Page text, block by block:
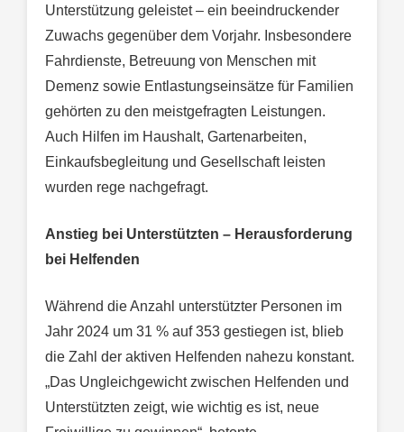
Unterstützung geleistet – ein beeindruckender
Zuwachs gegenüber dem Vorjahr. Insbesondere
Fahrdienste, Betreuung von Menschen mit
Demenz sowie Entlastungseinsätze für Familien
gehörten zu den meistgefragten Leistungen.
Auch Hilfen im Haushalt, Gartenarbeiten,
Einkaufsbegleitung und Gesellschaft leisten
wurden rege nachgefragt.
Anstieg bei Unterstützten – Herausforderung
bei Helfenden
Während die Anzahl unterstützter Personen im
Jahr 2024 um 31 % auf 353 gestiegen ist, blieb
die Zahl der aktiven Helfenden nahezu konstant.
„Das Ungleichgewicht zwischen Helfenden und
Unterstützten zeigt, wie wichtig es ist, neue